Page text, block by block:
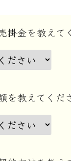
掛金を教えて
を教えてくだ